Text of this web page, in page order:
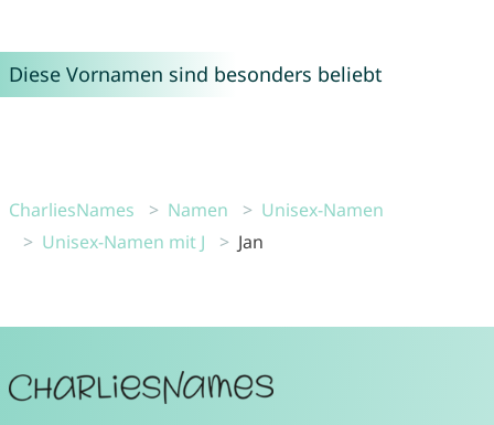
Diese Vornamen sind besonders beliebt
CharliesNames Namen
Unisex-Namen
Unisex-Namen mit J
Jan